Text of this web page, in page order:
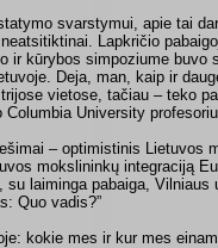
svarstymui, apie tai
Lapkričio
ir kūrybos simpoziume buvo
Deja, man, kaip ir
vietose, tačiau – teko
University
– optimistinis Lietuvos
mokslininkų integraciją
laiminga pabaiga, Vilniaus
Quo vadis?”
kokie mes ir kur mes